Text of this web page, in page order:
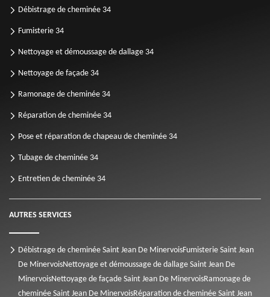
Débistrage de cheminée 34
Fumisterie 34
Nettoyage et démoussage de dallage 34
Nettoyage de façade 34
Ramonage de cheminée 34
Réparation de cheminée 34
Pose et réparation de chapeau de cheminée 34
Tubage de cheminée 34
Entretien de cheminée 34
AUTRES SERVICES
Débistrage de cheminée Saint Jean De MinervoisFumisterie Saint Jean
De MinervoisNettoyage et démoussage de dallage Saint Jean De
MinervoisNettoyage de façade Saint Jean De MinervoisRamonage de
cheminée Saint Jean De MinervoisRéparation de cheminée Saint Jean